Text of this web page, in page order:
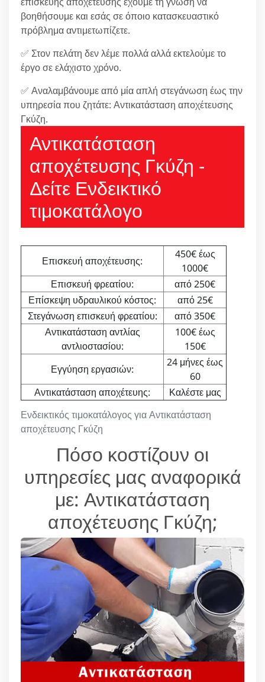
βοηθήσουμε και εσάς σε όποιο κατασκευαστικό
πρόβλημα αντιμετωπίζετε.
✅ Στον πελάτη δεν λέμε πολλά αλλά εκτελούμε το
έργο σε ελάχιστο χρόνο.
✅ Αναλαμβάνουμε από μία απλή στεγάνωση έως την
υπηρεσία που ζητάτε: Αντικατάσταση αποχέτευσης
Γκύζη.
Αντικατάσταση
αποχέτευσης Γκύζη -
Δείτε Ενδεικτικό
τιμοκατάλογο
Ενδεικτικός τιμοκατάλογος για Αντικατάσταση
αποχέτευσης Γκύζη
Επισκευή αποχέτευσης:
450€ έως
1000€
Επισκευή φρεατίου:
από 250€
Επίσκεψη υδραυλικού κόστος:
από 25€
Στεγάνωση επισκευή φρεατίου:
από 350€
Αντικατάσταση αντλίας
αντλιοστασίου:
100€ έως
150€
Εγγύηση εργασιών:
24 μήνες έως
60
Αντικατάσταση αποχέτευης:
Καλέστε μας
Πόσο κοστίζουν οι
υπηρεσίες μας αναφορικά
με: Αντικατάσταση
αποχέτευσης Γκύζη;